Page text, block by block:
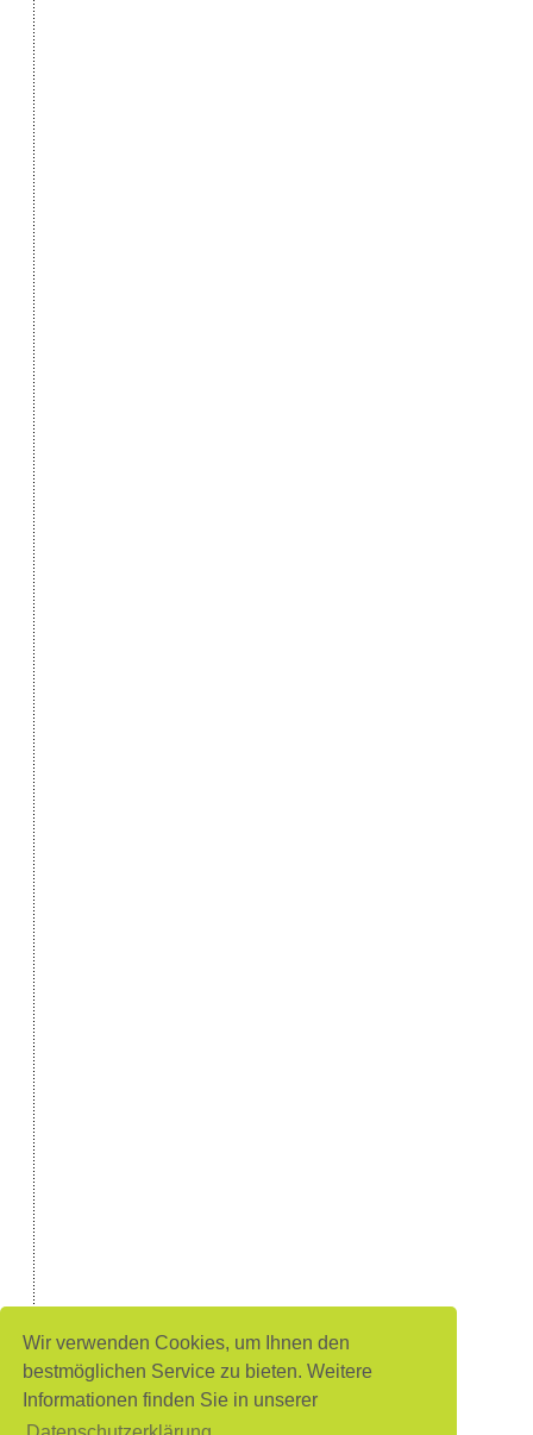
Wir verwenden Cookies, um Ihnen den
bestmöglichen Service zu bieten. Weitere
Informationen finden Sie in unserer